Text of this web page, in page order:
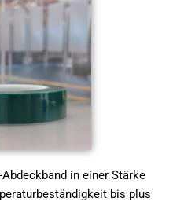
in einer Stärke
bis plus